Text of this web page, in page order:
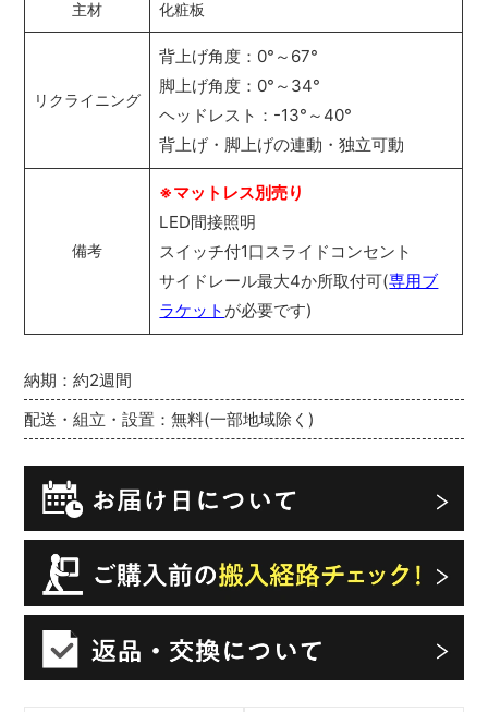
納期：約2週間
配送・組立・設置：無料(一部地域除く)
主材 化粧板
リクライニング
背上げ角度：0°～67°
脚上げ角度：0°～34°
ヘッドレスト：-13°～40°
背上げ・脚上げの連動・独立可動
備考
※マットレス別売り
LED間接照明
スイッチ付1口スライドコンセント
サイドレール最大4か所取付可(専用ブ
ラケット が必要です)